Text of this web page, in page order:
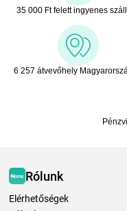
35 000 Ft felett ingyenes
6 257 átvevőhely
Rólunk
Elérhetőségek